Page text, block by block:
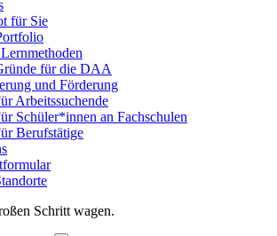
für Sie
für die DAA
und Förderung
Arbeitssuchende
Schüler*innen an Fachschulen
Berufstätige
Schritt wagen.